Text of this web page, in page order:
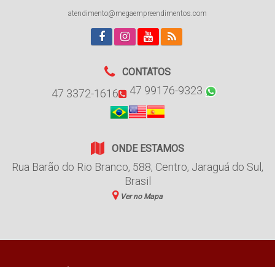
atendimento@megaempreendimentos.com
CONTATOS
47 3372-1616 47 99176-9323
ONDE ESTAMOS
Rua Barão do Rio Branco, 588, Centro, Jaraguá do Sul ,
Brasil
Ver no Mapa